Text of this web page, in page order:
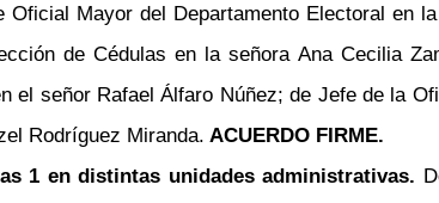
Mayor del Departamento Electoral en
de Cédulas en la señora Ana Cecilia
el señor Rafael Álfaro Núñez; de Jefe de la
Rodríguez Miranda. ACUERDO FIRME.
1 en distintas unidades administrativas.